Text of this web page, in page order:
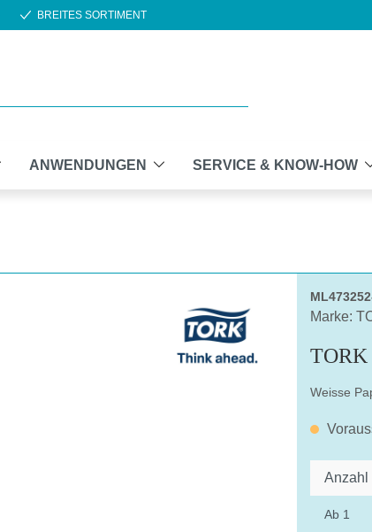
BREITES SORTIMENT
ANWENDUNGEN SERVICE & KNOW-HOW
Marke:
TORK
Weisse
Anzahl
Ab 1